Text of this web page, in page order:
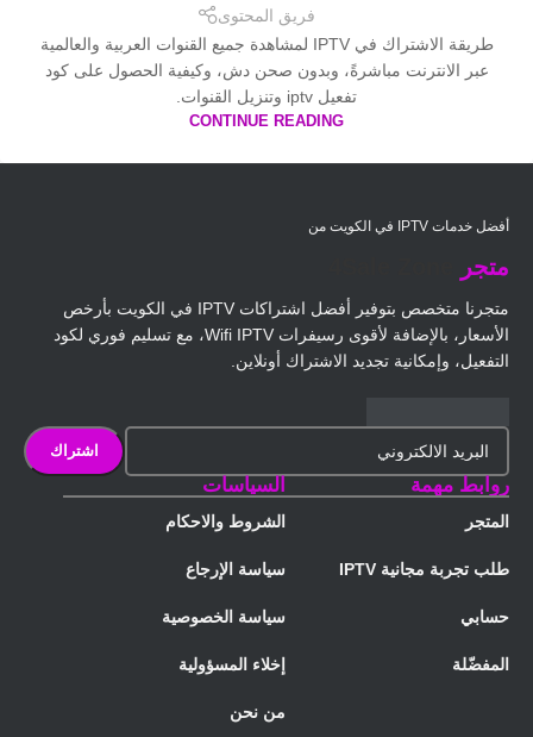
فريق المحتوى
طريقة الاشتراك في IPTV لمشاهدة جميع القنوات العربية والعالمية
عبر الانترنت مباشرةً، وبدون صحن دش، وكيفية الحصول على كود
تفعيل iptv وتنزيل القنوات.
CONTINUE READING
أفضل خدمات IPTV في الكويت من
متجر
متجرنا متخصص بتوفير أفضل اشتراكات IPTV في الكويت بأرخص
الأسعار، بالإضافة لأقوى رسيفرات Wifi IPTV، مع تسليم فوري لكود
التفعيل، وإمكانية تجديد الاشتراك أونلاين.
روابط مهمة
المتجر
طلب تجربة مجانية IPTV
حسابي
المفضّلة
السياسات
الشروط والاحكام
سياسة الإرجاع
سياسة الخصوصية
إخلاء المسؤولية
من نحن